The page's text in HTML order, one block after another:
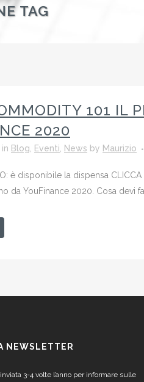
TAG
101 IL
2020
in Blog Eventi News by Maurizio
è disponibile la dispensa
da YouFinance 2020. Cosa devi
NEWSLETTER
3-4 volte l’anno per informare sulle